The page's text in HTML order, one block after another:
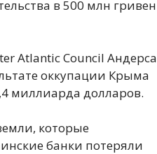
в 500 млн гривен
Atlantic Council Андерса
оккупации Крыма
миллиарда долларов.
которые
банки потеряли